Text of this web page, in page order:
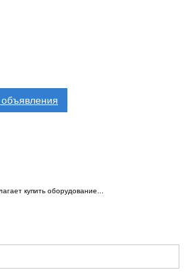
купить оборудование...